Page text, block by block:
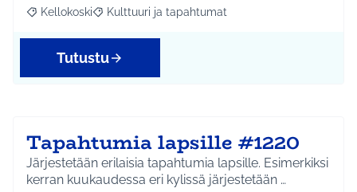
Rajaa tulokset aihepiirin mukaan: Kellokoski
Kellokoski Rajaa tulokset teeman mukaan: Kulttuuri ja
Kulttuuri ja tapahtumat
Tutustu
Tapahtumia lapsille #1220
Järjestetään erilaisia tapahtumia lapsille. Esimerkiksi
kerran kuukaudessa eri kylissä järjestetään …